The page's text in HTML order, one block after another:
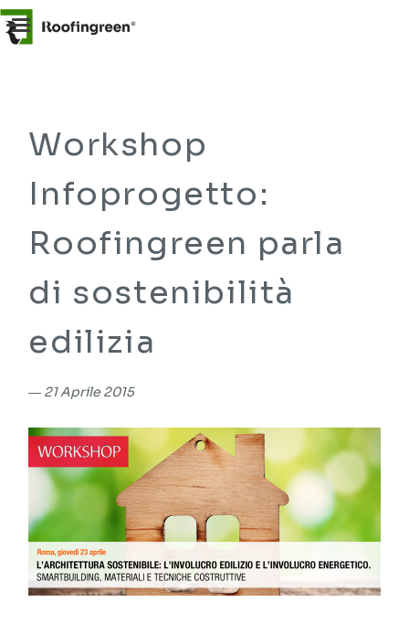
Workshop
Infoprogetto:
Roofingreen parla
di sostenibilità
edilizia
― 21 Aprile 2015